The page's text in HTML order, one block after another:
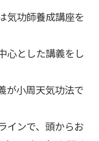
気功師養成講座を
心とした講義をし
が小周天気功法で
インで、頭からお